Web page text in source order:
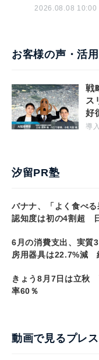
2026.08.08 10:00
お客様の声・活
戦
ス
好
導
汐留PR塾
バナナ、「よく食べ
認知度は初の4割超
6月の消費支出、実
房用器具は22.7%減
きょう8月7日は立秋
率60％
動画で見るプレ